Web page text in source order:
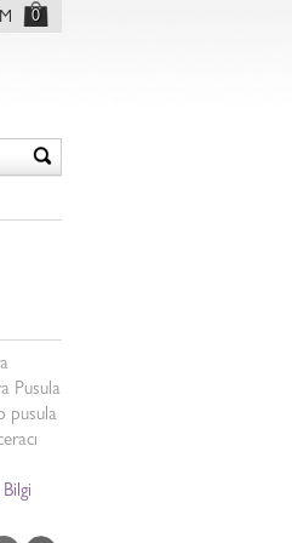
0
Pusula
pusula